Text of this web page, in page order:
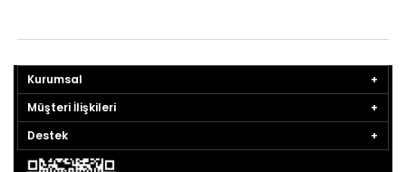
Kurumsal
Müşteri İlişkileri
Destek